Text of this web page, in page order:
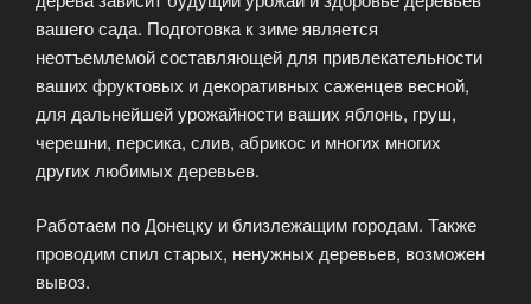
вашего сада. Подготовка к зиме является
неотъемлемой составляющей для привлекательности
ваших фруктовых и декоративных саженцев весной,
для дальнейшей урожайности ваших яблонь, груш,
черешни, персика, слив, абрикос и многих многих
других любимых деревьев.
Работаем по Донецку и близлежащим городам. Также
проводим спил старых, ненужных деревьев, возможен
вывоз.